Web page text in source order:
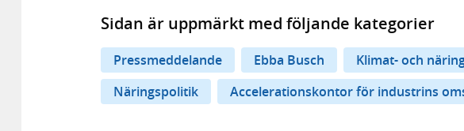
Sidan är uppmärkt med följande kategorier
Pressmeddelande Ebba Busch
Klimat- och
Näringspolitik
Accelerationskontor för industrins